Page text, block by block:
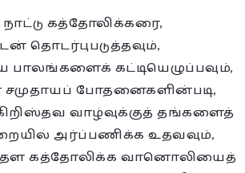
நாட்டு கத்தோலிக்கரை,
தொடர்புபடுத்தவும்,
கட்டியெழுப்பவும்,
போதனைகளின்படி,
வாழ்வுக்குத் தங்களைத்
அர்ப்பணிக்க உதவவும்,
கத்தோலிக்க வானொலியைத்